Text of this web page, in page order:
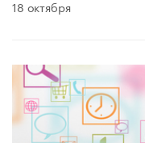
18 октября